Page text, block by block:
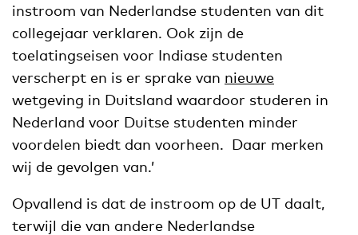
instroom van Nederlandse studenten van dit
collegejaar verklaren. Ook zijn de
toelatingseisen voor Indiase studenten
verscherpt en is er sprake van nieuwe
wetgeving in Duitsland waardoor studeren in
Nederland voor Duitse studenten minder
voordelen biedt dan voorheen. Daar merken
wij de gevolgen van.’
Opvallend is dat de instroom op de UT daalt,
terwijl die van andere Nederlandse